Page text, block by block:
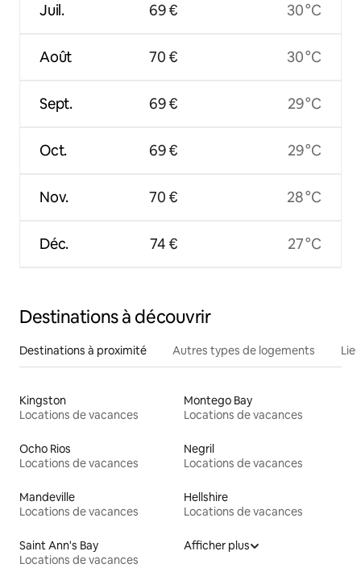
Juil.
Août
Sept.
Oct.
Nov.
Déc.
69 €
70 €
69 €
69 €
70 €
74 €
30 °C
30 °C
29 °C
29 °C
28 °C
27 °C
Destinations à découvrir
Destinations à proximité Autres types de logements
Kingston
Locations de vacances
Montego Bay
Locations de vacances
Ocho Rios
Locations de vacances
Negril
Locations de vacances
Mandeville
Locations de vacances
Hellshire
Locations de vacances
Saint Ann's Bay
Locations de vacances
Afficher plus